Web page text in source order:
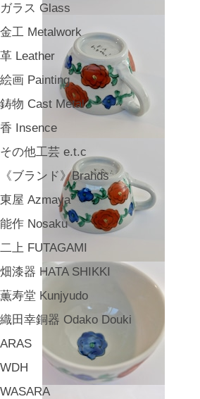
ガラス Glass
金工 Metalwork
革 Leather
絵画 Painting
鋳物 Cast Metal
香 Insence
その他工芸 e.t.c
《ブランド》Brands
東屋 Azmaya
能作 Nosaku
二上 FUTAGAMI
畑漆器 HATA SHIKKI
薫寿堂 Kunjyudo
織田幸銅器 Odako Douki
ARAS
WDH
WASARA